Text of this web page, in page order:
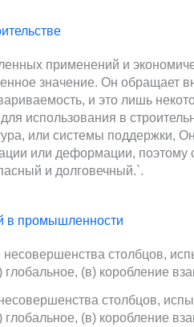
применений и
значение. Он обращает
и это лишь
использования в
или системы поддержки,
или деформации, поэтому
и долговечный.`.
в промышленности
столбцов,
глобальное, (в) коробление